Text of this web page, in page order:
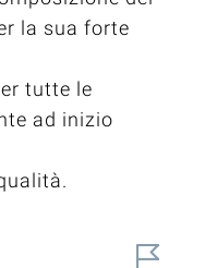
la sua forte
tutte le
ad inizio